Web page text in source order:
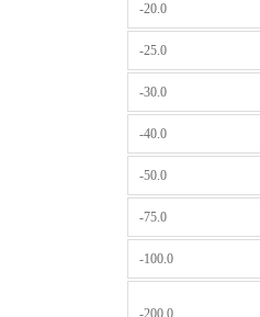
-20.0
-25.0
-30.0
-40.0
-50.0
-75.0
-100.0
-200.0